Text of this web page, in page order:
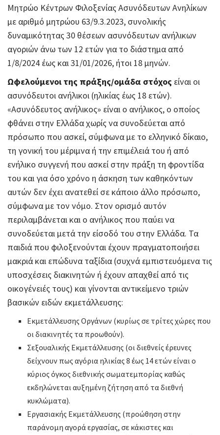
Μητρώο Κέντρων Φιλοξενίας Ασυνόδευτων Ανηλίκων
με αριθμό μητρώου 63/9.3.2023, συνολικής
δυναμικότητας 30 θέσεων ασυνόδευτων ανήλικων
αγοριών άνω των 12 ετών για το διάστημα από
1/8/2024 έως και 31/01/2026, ήτοι 18 μηνών.
Ωφελούμενοι της πράξης/ομάδα στόχος είναι οι
ασυνόδευτοι ανήλικοι (ηλικίας έως 18 ετών).
«Ασυνόδευτος ανήλικος» είναι ο ανήλικος, ο οποίος
φθάνει στην Ελλάδα χωρίς να συνοδεύεται από
πρόσωπο που ασκεί, σύμφωνα με το ελληνικό δίκαιο,
τη γονική του μέριμνα ή την επιμέλειά του ή από
ενήλικο συγγενή που ασκεί στην πράξη τη φροντίδα
του και για όσο χρόνο η άσκηση των καθηκόντων
αυτών δεν έχει ανατεθεί σε κάποιο άλλο πρόσωπο,
σύμφωνα με τον νόμο. Στον ορισμό αυτόν
περιλαμβάνεται και ο ανήλικος που παύει να
συνοδεύεται μετά την είσοδό του στην Ελλάδα. Τα
παιδιά που φιλοξενούνται έχουν πραγματοποιήσει
μακριά και επώδυνα ταξίδια (συχνά εμπιστευόμενα τις
υποσχέσεις διακινητών ή έχουν απαχθεί από τις
οικογένειές τους) και γίνονται αντικείμενο τριών
βασικών ειδών εκμετάλλευσης:
Εκμετάλλευσης Οργάνων (κυρίως σε τρίτες χώρες που
οι διακινητές τα προωθούν).
Σεξουαλικής Εκμετάλλευσης (οι διεθνείς έρευνες
δείχνουν πως αγόρια ηλικίας 8 έως 14 ετών είναι ο
κύριος όγκος διεθνικής σωματεμπορίας καθώς
εκδηλώνεται αυξημένη ζήτηση από τα διεθνή
κυκλώματα).
Εργασιακής Εκμετάλλευσης (προώθηση στην
παράνομη αγορά εργασίας, σε κάκιστες και